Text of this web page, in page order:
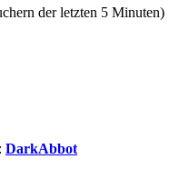
der letzten 5 Minuten)
DarkAbbot